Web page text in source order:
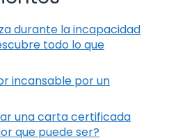
durante la incapacidad
todo lo que
incansable por un
una carta certificada
que puede ser?